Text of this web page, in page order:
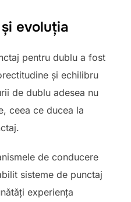
evoluția
pentru dublu a fost
și echilibru
de dublu adesea nu
ceea ce ducea la
de conducere
sisteme de punctaj
experiența